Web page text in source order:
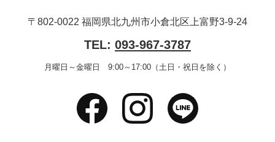
〒802-0022 福岡県北九州市小倉北区上富野3-9-24
TEL: 093-967-3787
月曜日～金曜日 9:00～17:00（土日・祝日を除く）